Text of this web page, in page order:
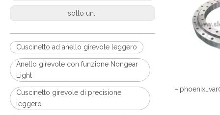
sotto un:
Cuscinetto ad anello girevole leggero
Anello girevole con funzione Nongear
Light
Cuscinetto girevole di precisione
leggero